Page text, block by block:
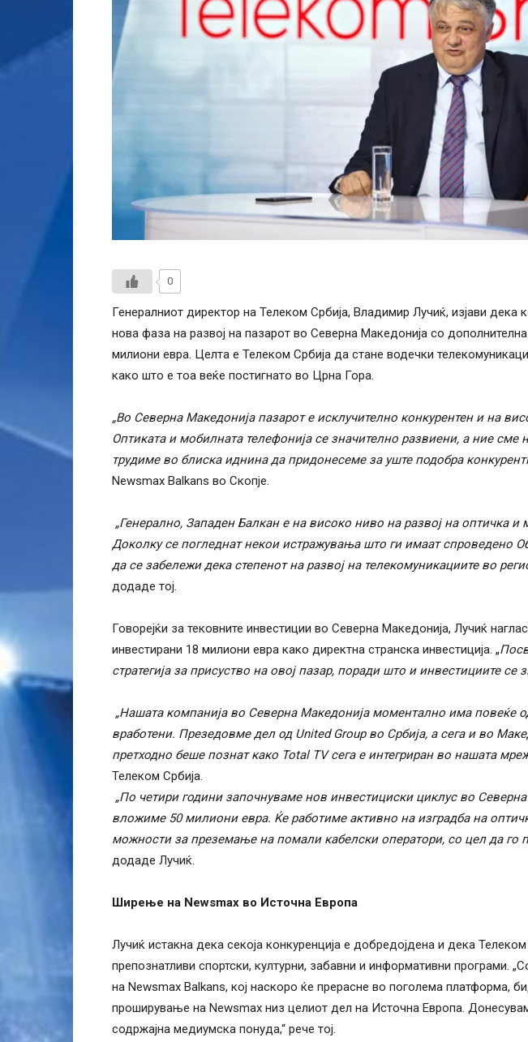
0
Генералниот директор на Телеком Србија, Владимир Лучиќ, изјави дека
нова фаза на развој на пазарот во Северна Македонија со
милиони евра. Целта е Телеком Србија да стане водечки
како што е тоа веќе постигнато во Црна Гора.
„Во Северна Македонија пазарот е исклучително конкурентен и на
Оптиката и мобилната телефонија се значително развиени, а ние сме
трудиме во блиска иднина да придонесеме за уште подобра
Newsmax Balkans во Скопје.
„Генерално, Западен Балкан е на високо ниво на развој на оптичка и
Доколку се погледнат некои истражувања што ги имаат спроведено
да се забележи дека степенот на развој на телекомуникациите во
додаде тој.
Говорејќи за тековните инвестиции во Северна Македонија, Лучиќ
инвестирани 18 милиони евра како директна странска инвестиција. „
стратегија за присуство на овој пазар, поради што и инвестициите се
„Нашата компанија во Северна Македонија моментално има повеќе
вработени. Презедовме дел од United Group во Србија, а сега и во
претходно беше познат како Total TV сега е интегриран во нашата
Телеком Србија.
„По четири години започнуваме нов инвестициски циклус во
вложиме 50 милиони евра. Ќе работиме активно на изградба на
можности за преземање на помали кабелски оператори, со цел да го
додаде Лучиќ.
Ширење на Newsmax во Источна Европа
Лучиќ истакна дека секоја конкуренција е добредојдена и дека
препознатливи спортски, културни, забавни и информативни програми.
на Newsmax Balkans, кој наскоро ќе прерасне во поголема платформа,
проширување на Newsmax низ целиот дел на Источна Европа.
содржајна медиумска понуда,“ рече тој.